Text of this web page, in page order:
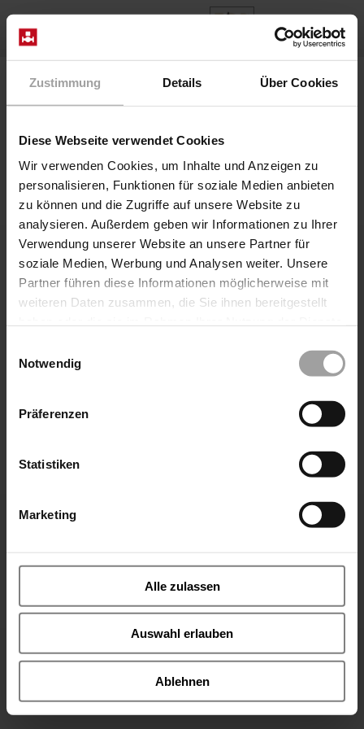
Zustimmung Details Über Cookies
Diese Webseite verwendet Cookies
Wir verwenden Cookies, um Inhalte und Anzeigen zu
personalisieren, Funktionen für soziale Medien anbieten
zu können und die Zugriffe auf unsere Website zu
analysieren. Außerdem geben wir Informationen zu Ihrer
Verwendung unserer Website an unsere Partner für
soziale Medien, Werbung und Analysen weiter. Unsere
Partner führen diese Informationen möglicherweise mit
weiteren Daten zusammen, die Sie ihnen bereitgestellt
Notwendig
Präferenzen
Statistiken
Marketing
Alle zulassen
Auswahl erlauben
Ablehnen
DE
Kontakt
Ventilkonstruktionen
Steuerungs- und Anschlussarten der Ventile informieren.
Bitte wählen Sie ein gewünschtes Themengebiet.
Themengebiet auswählen